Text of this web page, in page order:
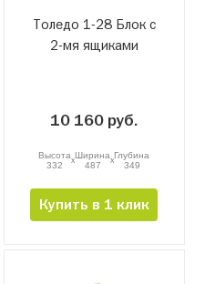
Толедо 1-28 Блок с
2-мя ящиками
10 160 руб.
Высота
332
xШирина
487
xГлубина
349
Купить в 1 клик